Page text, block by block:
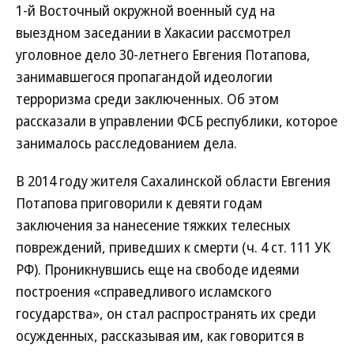
1-й Восточный окружной военный суд на
выездном заседании в Хакасии рассмотрел
уголовное дело 30-летнего Евгения Потапова,
занимавшегося пропагандой идеологии
терроризма среди заключенных. Об этом
рассказали в управлении ФСБ республики, которое
занималось расследованием дела.
В 2014 году жителя Сахалинской области Евгения
Потапова приговорили к девяти годам
заключения за нанесение тяжких телесных
повреждений, приведших к смерти (ч. 4 ст. 111 УК
РФ). Проникнувшись еще на свободе идеями
построения «справедливого исламского
государства», он стал распространять их среди
осужденных, рассказывая им, как говорится в